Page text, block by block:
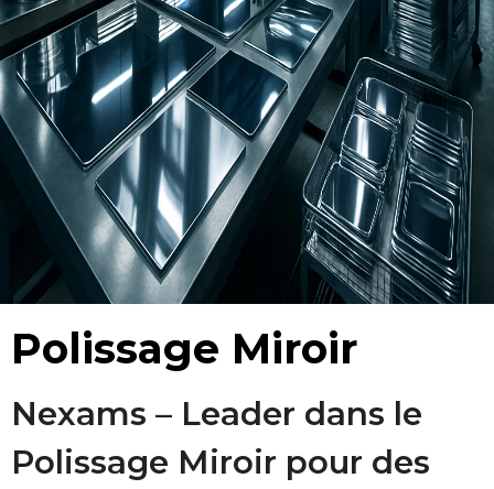
Polissage Miroir
Nexams – Leader dans le
Polissage Miroir pour des